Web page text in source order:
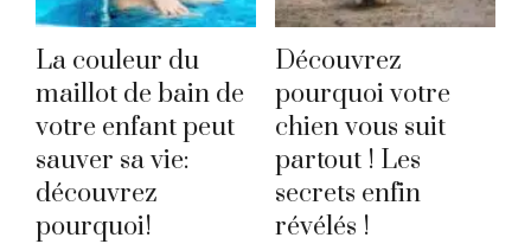
La couleur du
maillot de bain de
votre enfant peut
sauver sa vie:
découvrez
pourquoi!
Découvrez
pourquoi votre
chien vous suit
partout ! Les
secrets enfin
révélés !